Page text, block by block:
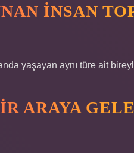
INSAN
yaşayan aynı türe ait
ARAYA